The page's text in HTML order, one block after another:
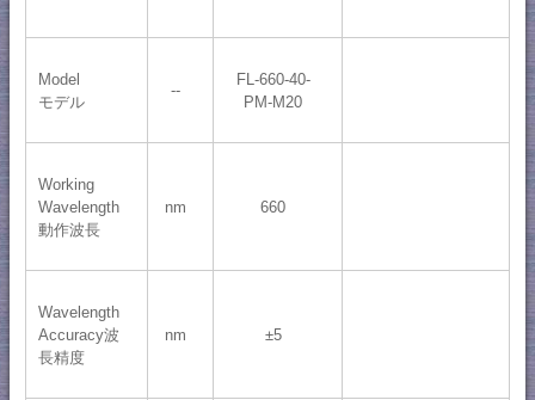
Model
モデル
--
FL-660-40-
PM-M20
Working
Wavelength
動作波長
nm 660
Wavelength
Accuracy波
長精度
nm ±5